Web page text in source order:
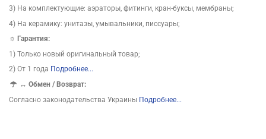
3) На комплектующие: аэраторы, фитинги, кран-буксы, мембраны;
4) На керамику: унитазы, умывальники, писсуары;
☼ Гарантия:
1) Только новый оригинальный товар;
2) От 1 года Подробнее...
↔Обмен / Возврат:
Согласно законодательства Украины Подробнее...